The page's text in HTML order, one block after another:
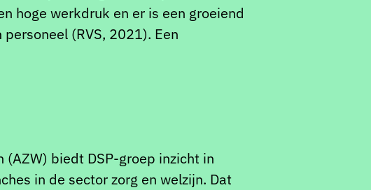
hoge werkdruk en er is een groeiend
(RVS, 2021). Een
biedt DSP-groep inzicht in
in de sector zorg en welzijn. Dat